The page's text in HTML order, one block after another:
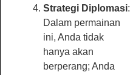
Strategi Diplomasi:
Dalam permainan
ini, Anda tidak
hanya akan
berperang; Anda